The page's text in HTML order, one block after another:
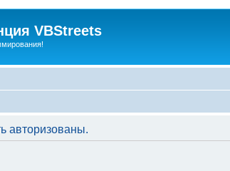
VBStreets
авторизованы.